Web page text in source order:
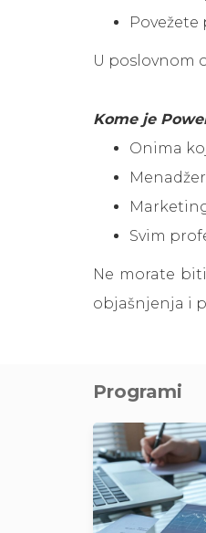
U poslovnom
Kome je
Onima
Svim
Ne morate
objašnjenja i
Programi